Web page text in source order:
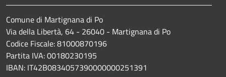
Comune di Martignana di Po
Via della Libertà, 64 - 26040 - Martignana di Po
Codice Fiscale: 81000870196
Partita IVA: 00180230195
IBAN: IT42B0834057390000000251391